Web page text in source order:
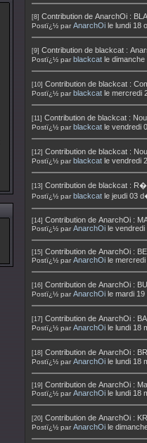
[8] Contribution de AnarchOi :
Postï¿½ par AnarchOi le lundi 18
[9] Contribution de blackcat :
Postï¿½ par blackcat le dimanche
[10] Contribution de blackcat :
Postï¿½ par blackcat le mercredi
[11] Contribution de blackcat :
Postï¿½ par blackcat le vendredi
[12] Contribution de blackcat :
Postï¿½ par blackcat le vendredi
[13] Contribution de blackcat :
Postï¿½ par blackcat le jeudi 03
[14] Contribution de AnarchOi :
Postï¿½ par AnarchOi le vendredi
[15] Contribution de AnarchOi :
Postï¿½ par AnarchOi le
[16] Contribution de AnarchOi :
Postï¿½ par AnarchOi le mardi 19
[17] Contribution de AnarchOi :
Postï¿½ par AnarchOi le lundi 18
[18] Contribution de AnarchOi :
Postï¿½ par AnarchOi le lundi 18
[19] Contribution de AnarchOi :
Postï¿½ par AnarchOi le lundi 18
[20] Contribution de AnarchOi :
Postï¿½ par AnarchOi le